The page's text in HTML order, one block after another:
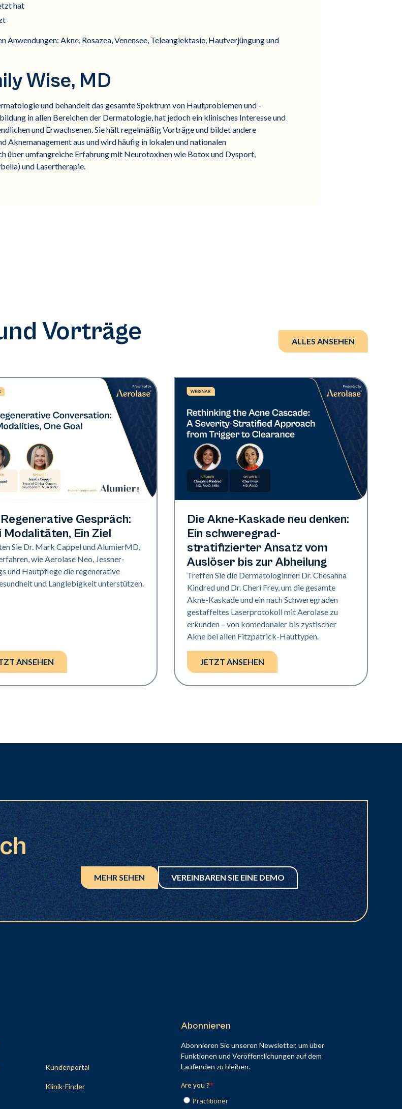
hat
Akne, Rosazea, Venensee, Teleangiektasie, Hautverjüngung und
Wise, MD
und behandelt das gesamte Spektrum von Hautproblemen und -
in allen Bereichen der Dermatologie, hat jedoch ein klinisches Interesse und
und Erwachsenen. Sie hält regelmäßig Vorträge und bildet andere
Aknemanagement aus und wird häufig in lokalen und nationalen
über umfangreiche Erfahrung mit Neurotoxinen wie Botox und Dysport,
und Lasertherapie.
Vorträge ALLES ANSEHEN
Gespräch:
Modalitäten, Ein Ziel
Sie Dr. Mark Cappel und AlumierMD,
wie Aerolase Neo, Jessner-
und Hautpflege die regenerative
und Langlebigkeit unterstützen.
ANSEHEN
Neo Elite
Die Akne-Kaskade neu denken:
Ein schweregrad-
stratifizierter Ansatz vom
Auslöser bis zur Abheilung
Treffen Sie die Dermatologinnen Dr. Chesahna
Kindred und Dr. Cheri Frey, um die gesamte
Akne-Kaskade und ein nach Schweregraden
gestaffeltes Laserprotokoll mit Aerolase zu
erkunden – von komedonaler bis zystischer
Akne bei allen Fitzpatrick-Hauttypen.
JETZT ANSEHEN
MEHR SEHEN VEREINBAREN SIE EINE DEMO
Kundenportal
Klinik-Finder
Abonnieren
Abonnieren Sie unseren Newsletter, um über
Funktionen und Veröffentlichungen auf dem
Laufenden zu bleiben.